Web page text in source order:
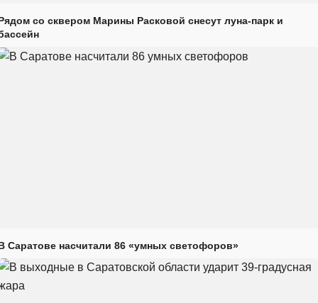
со сквером Марины Расковой снесут луна-парк и
Саратове насчитали 86 «умных светофоров»